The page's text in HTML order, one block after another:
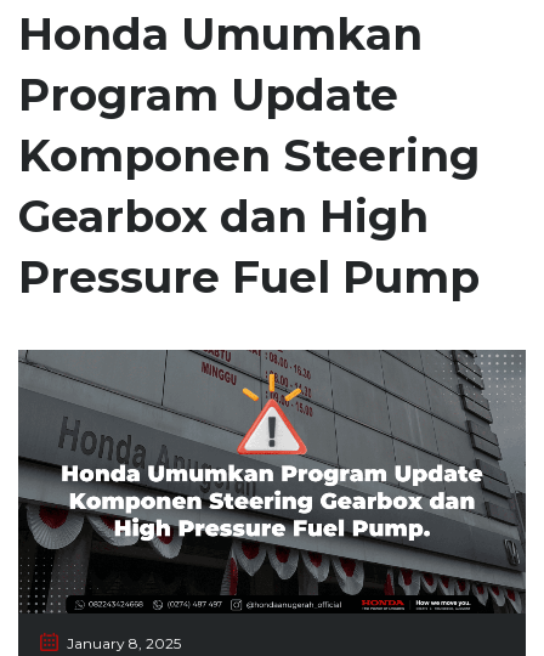
Honda Umumkan
Program Update
Komponen Steering
Gearbox dan High
Pressure Fuel Pump
January 8, 2025